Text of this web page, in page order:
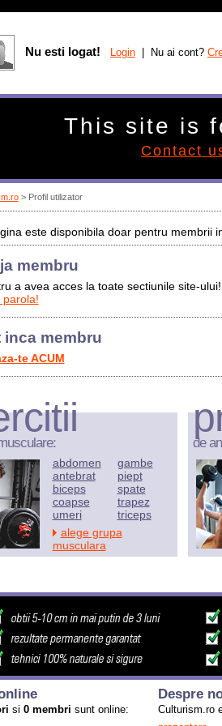
> Profil utilizator
este disponibila doar pentru membrii
membru
a avea acces la toate sectiunile site-ului!
parola!
inca membru
te ACUM
abdomen
antebrat
biceps
coapse
umeri
gambe
piept
spate
trapez
triceps
alege grupa
musculara
de
si 0 membri sunt online:
Despre
Culturism.ro
Nu esti logat! Login | Nu ai cont?
This site is
Contact